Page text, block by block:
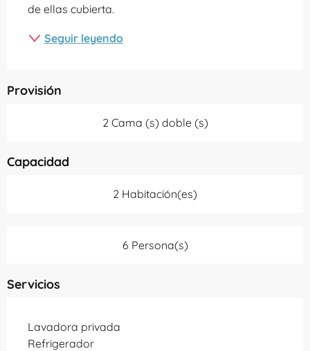
de ellas cubierta.
Seguir leyendo
Provisión
2 Cama (s) doble (s)
Capacidad
2 Habitación(es)
6 Persona(s)
Servicios
Lavadora privada
Refrigerador